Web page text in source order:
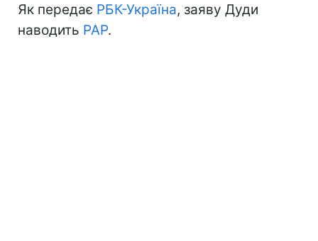
Як передає РБК-Україна, заяву Дуди
наводить PAP.